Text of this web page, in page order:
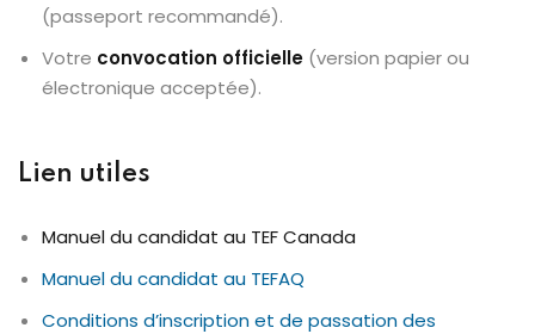
(passeport recommandé).
Votre convocation officielle (version papier ou
électronique acceptée).
Lien utiles
Manuel du candidat au TEF Canada
Manuel du candidat au TEFAQ
Conditions d’inscription et de passation des